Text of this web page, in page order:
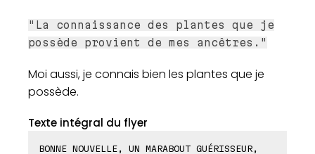
"La connaissance des plantes que je
possède provient de mes ancêtres."
Moi aussi, je connais bien les plantes que je
possède.
Texte intégral du flyer
BONNE NOUVELLE, UN MARABOUT GUÉRISSEUR,